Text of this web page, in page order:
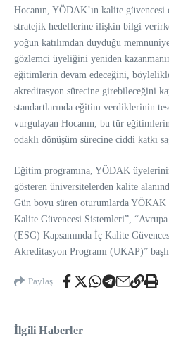
Hocanın, YÖDAK’ın kalite güvencesi
stratejik hedeflerine ilişkin bilgi
yoğun katılımdan duyduğu
gözlemci üyeliğini yeniden
eğitimlerin devam edeceğini,
akreditasyon sürecine girebileceğini
standartlarında eğitim verdiklerinin
vurgulayan Hocanın, bu tür
odaklı dönüşüm sürecine ciddi katkı
Eğitim programına, YÖDAK
gösteren üniversitelerden kalite
Gün boyu süren oturumlarda YÖKAK
Kalite Güvencesi Sistemleri”,
(ESG) Kapsamında İç Kalite
Akreditasyon Programı (UKAP)”
Paylaş
İlgili Haberler